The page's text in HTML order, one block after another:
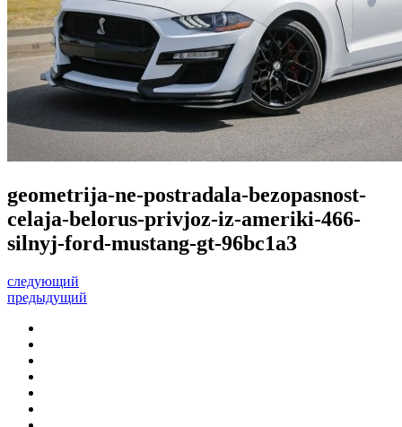
geometrija-ne-postradala-bezopasnost-
celaja-belorus-privjoz-iz-ameriki-466-
silnyj-ford-mustang-gt-96bc1a3
следующий
предыдущий